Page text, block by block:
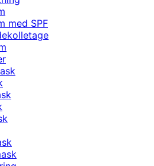
med SPF